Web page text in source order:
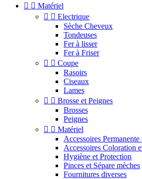
  Matériel
  Electrique
Sèche Cheveux
Tondeuses
Fer à lisser
Fer à Friser
  Coupe
Rasoirs
Ciseaux
Lames
  Brosse et Peignes
Brosses
Peignes
  Matériel
Accessoires
Accessoires Coloration
Hygiène et Protection
Pinces et Sépare mèches
Fournitures diverses